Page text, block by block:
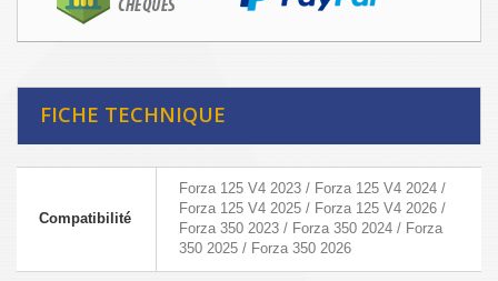
FICHE TECHNIQUE
Compatibilité
Forza 125 V4 2023 / Forza 125 V4 2024 /
Forza 125 V4 2025 / Forza 125 V4 2026 /
Forza 350 2023 / Forza 350 2024 / Forza
350 2025 / Forza 350 2026